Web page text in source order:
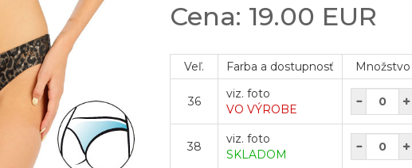
Cena: 19.00 EUR
Veľ. Farba a dostupnosť Množstvo
36
viz. foto
VO VÝROBE
38
viz. foto
SKLADOM